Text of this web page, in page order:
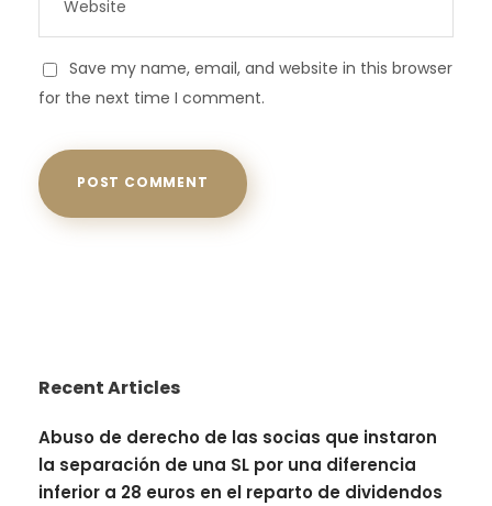
Save my name, email, and website in this browser
for the next time I comment.
Recent Articles
Abuso de derecho de las socias que instaron
la separación de una SL por una diferencia
inferior a 28 euros en el reparto de dividendos